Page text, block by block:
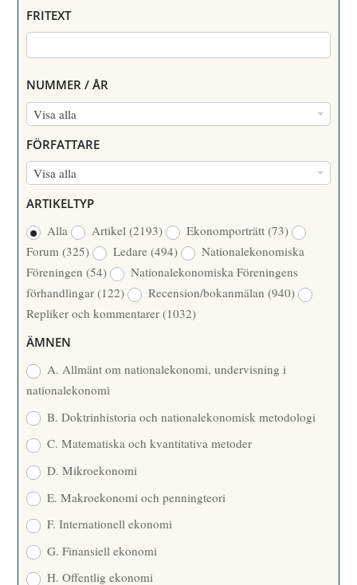
FRITEXT
NUMMER / ÅR
Visa alla
N
M
M
/
Å
R
FÖRFATTARE
Visa alla
R
F
A
T
T
A
R
ARTIKELTYP
Alla
Artikel(2193) Ekonomporträtt(73)
Forum(325) Ledare(494)
Nationalekonomiska
Föreningen(54)
Nationalekonomiska Föreningens
förhandlingar(122) Recension/bokanmälan(940)
Repliker och kommentarer(1032)
ÄMNEN
A. Allmänt om nationalekonomi, undervisning i
nationalekonomi
B. Doktrinhistoria och nationalekonomisk metodologi
C. Matematiska och kvantitativa metoder
D. Mikroekonomi
E. Makroekonomi och penningteori
F. Internationell ekonomi
G. Finansiell ekonomi
H. Offentlig ekonomi